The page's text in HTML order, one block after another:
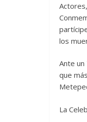
los
Ante
que
La